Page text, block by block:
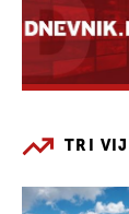
TRI